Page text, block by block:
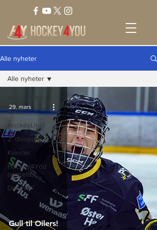
Alle nyheter
EHL
HockeyLiga1
2. divisjon
Kvinner
Hockey4You
portrettet
Diverse
Alle nyheter
Gull til Oilers!
29. mars